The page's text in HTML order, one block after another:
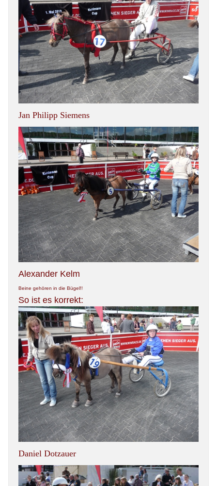
Jan Philipp Siemens
Alexander Kelm
Beine gehören in die Bügel!!
So ist es korrekt:
Daniel Dotzauer